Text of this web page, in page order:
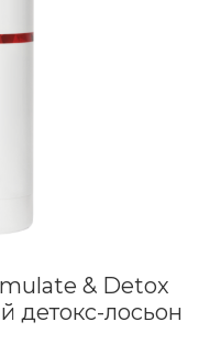
& Detox
детокс-лосьон